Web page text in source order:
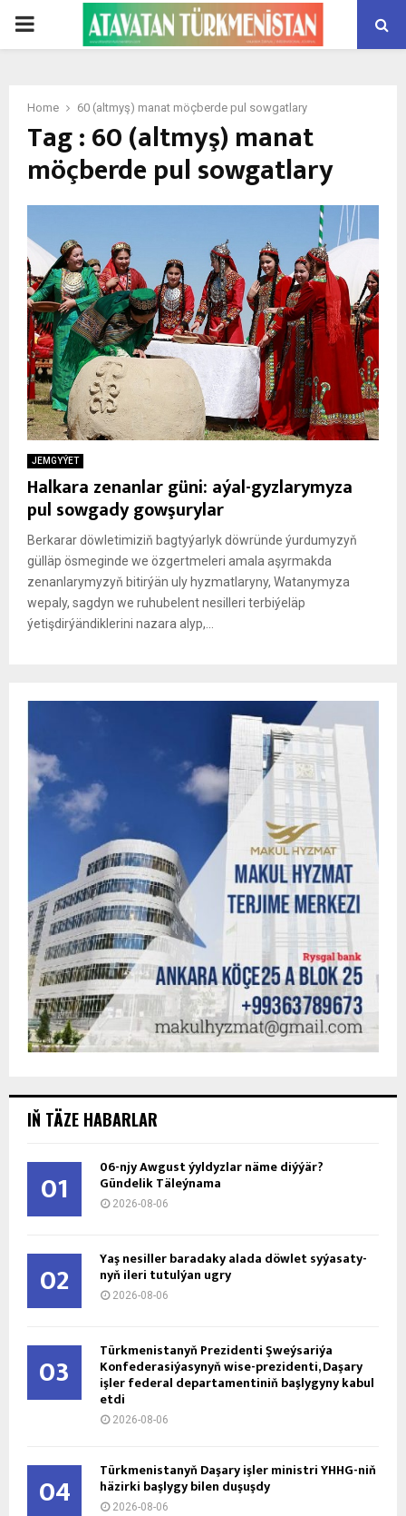
PRIMARY
Home 60 (altmyş) manat möçberde pul sowgatlary
Tag : 60 (altmyş) manat
möçberde pul sowgatlary
JEMGYÝET
Halkara zenanlar güni: aýal-gyzlarymyza
pul sowgady gowşurylar
Berkarar döwletimiziň bagtyýarlyk döwründe ýurdumyzyň
gülläp ösmeginde we özgertmeleri amala aşyrmakda
zenanlarymyzyň bitirýän uly hyzmatlaryny, Watanymyza
wepaly, sagdyn we ruhubelent nesilleri terbiýeläp
ýetişdirýändiklerini nazara alyp,...
IŇ TÄZE HABARLAR
01 06-njy Awgust ýyldyzlar näme diýýär?
Gündelik Täleýnama
2026-08-06
02 Ýaş ne­sil­ler ba­ra­da­ky ala­da döw­let sy­ýa­sa­ty­
nyň ile­ri tu­tul­ýan ug­ry
2026-08-06
03 Türkmenistanyň Prezidenti Şweýsariýa
Konfederasiýasynyň wise-prezidenti, Daşary
işler federal departamentiniň başlygyny kabul
etdi
2026-08-06
04 Türkmenistanyň Daşary işler ministri ÝHHG-niň
häzirki başlygy bilen duşuşdy
2026-08-06